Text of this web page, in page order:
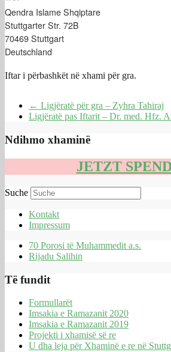
Qendra Islame Shqiptare
Stuttgarter Str. 72B
70469 Stuttgart
Deutschland
Iftar i përbashkët në xhami për gra.
← Ligjëratë për gra – Zyhra Tahiraj
Ligjëratë pas Iftarit – Dr. med. Hfz.
Ndihmo xhaminë
JETZT
Suche
Kontakt
Impressum
70 Porosi të Muhammedit a.s.
Rijadu Salihin
Të fundit
Formullarët
Imsakia e Ramazanit 2020
Imsakia e Ramazanit 2019
Projekti i xhamisë së re
U dha leja për Xhaminë e re në